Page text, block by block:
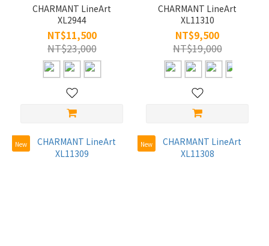
CHARMANT LineArt
XL2944
NT$11,500
NT$23,000
CHARMANT LineArt
XL11310
NT$9,500
NT$19,000
New New